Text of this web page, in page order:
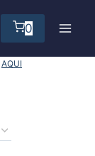
0
AQUI